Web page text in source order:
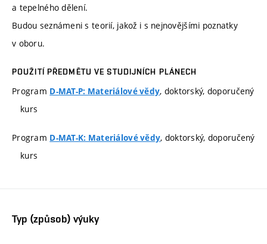
a tepelného dělení.
Budou seznámeni s teorií, jakož i s nejnovějšími poznatky
v oboru.
POUŽITÍ PŘEDMĚTU VE STUDIJNÍCH PLÁNECH
Program D-MAT-P: Materiálové vědy, doktorský, doporučený
kurs
Program D-MAT-K: Materiálové vědy, doktorský, doporučený
kurs
Typ (způsob) výuky